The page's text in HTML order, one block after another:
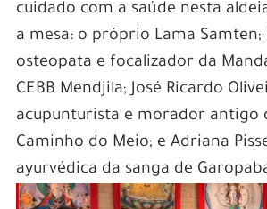
cuidado com a saúde nesta
a mesa: o próprio Lama Samten;
osteopata e focalizador da
CEBB Mendjila; José Ricardo
acupunturista e morador antigo
Caminho do Meio; e Adriana
ayurvédica da sanga de